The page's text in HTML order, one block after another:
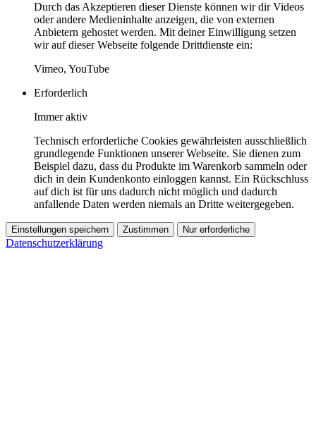
Durch das Akzeptieren dieser Dienste können wir dir Videos
oder andere Medieninhalte anzeigen, die von externen
Anbietern gehostet werden. Mit deiner Einwilligung setzen
wir auf dieser Webseite folgende Drittdienste ein:
Vimeo, YouTube
Erforderlich
Immer aktiv
Technisch erforderliche Cookies gewährleisten ausschließlich
grundlegende Funktionen unserer Webseite. Sie dienen zum
Beispiel dazu, dass du Produkte im Warenkorb sammeln oder
dich in dein Kundenkonto einloggen kannst. Ein Rückschluss
auf dich ist für uns dadurch nicht möglich und dadurch
anfallende Daten werden niemals an Dritte weitergegeben.
Einstellungen speichern Zustimmen Nur erforderliche
Datenschutzerklärung